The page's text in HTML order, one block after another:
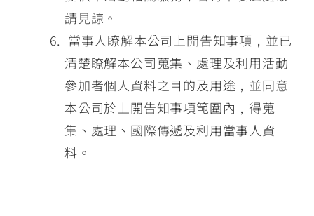
請見諒。
當事人瞭解本公司上開告知事項，並已
清楚瞭解本公司蒐集、處理及利用活動
參加者個人資料之目的及用途，並同意
本公司於上開告知事項範圍內，得蒐
集、處理、國際傳遞及利用當事人資
料。